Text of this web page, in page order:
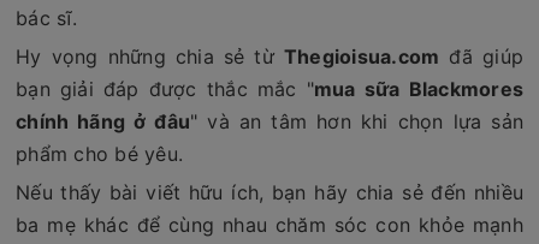
bác sĩ.
Hy vọng những chia sẻ từ Thegioisua.com đã giúp
bạn giải đáp được thắc mắc "mua sữa Blackmores
chính hãng ở đâu" và an tâm hơn khi chọn lựa sản
phẩm cho bé yêu.
Nếu thấy bài viết hữu ích, bạn hãy chia sẻ đến nhiều
ba mẹ khác để cùng nhau chăm sóc con khỏe mạnh